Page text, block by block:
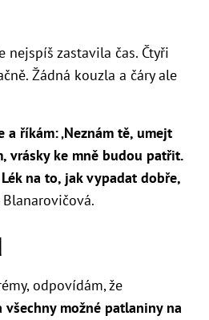
nejspíš zastavila čas. Čtyři
Žádná kouzla a čáry ale
a říkám: ‚Neznám tě, umejt
vrásky ke mně budou patřit.
na to, jak vypadat dobře,
odpovídám, že
možné patlaniny na